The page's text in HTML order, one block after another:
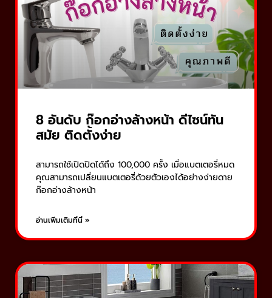
8 อันดับ ก๊อกอ่างล้างหน้า ดีไซน์ทัน
สมัย ติดตั้งง่าย
สามารถใช้เปิดปิดได้ถึง 100,000 ครั้ง เมื่อแบตเตอรี่หมด
คุณสามารถเปลี่ยนแบตเตอรี่ด้วยตัวเองได้อย่างง่ายดาย
ก๊อกอ่างล้างหน้า
อ่านเพิ่มเติมที่นี่ »